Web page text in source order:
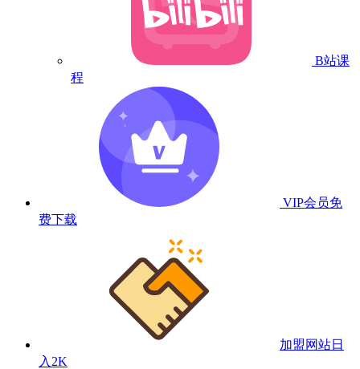
B站课
程
VIP会员免
费下载
加盟网站日
入2K